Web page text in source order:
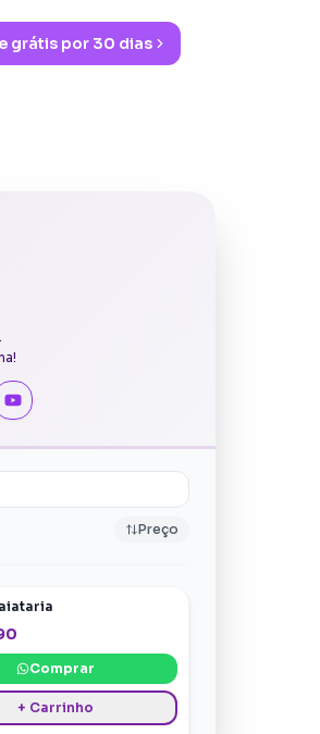
grátis por 30 dias
Preço
Comprar
+ Carrinho